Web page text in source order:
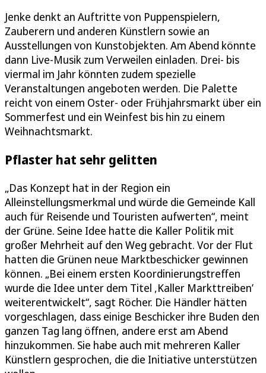
Jenke denkt an Auftritte von Puppenspielern,
Zauberern und anderen Künstlern sowie an
Ausstellungen von Kunstobjekten. Am Abend könnte
dann Live-Musik zum Verweilen einladen. Drei- bis
viermal im Jahr könnten zudem spezielle
Veranstaltungen angeboten werden. Die Palette
reicht von einem Oster- oder Frühjahrsmarkt über ein
Sommerfest und ein Weinfest bis hin zu einem
Weihnachtsmarkt.
Pflaster hat sehr gelitten
„Das Konzept hat in der Region ein
Alleinstellungsmerkmal und würde die Gemeinde Kall
auch für Reisende und Touristen aufwerten“, meint
der Grüne. Seine Idee hatte die Kaller Politik mit
großer Mehrheit auf den Weg gebracht. Vor der Flut
hatten die Grünen neue Marktbeschicker gewinnen
können. „Bei einem ersten Koordinierungstreffen
wurde die Idee unter dem Titel ,Kaller Markttreiben’
weiterentwickelt“, sagt Röcher. Die Händler hätten
vorgeschlagen, dass einige Beschicker ihre Buden den
ganzen Tag lang öffnen, andere erst am Abend
hinzukommen. Sie habe auch mit mehreren Kaller
Künstlern gesprochen, die die Initiative unterstützen